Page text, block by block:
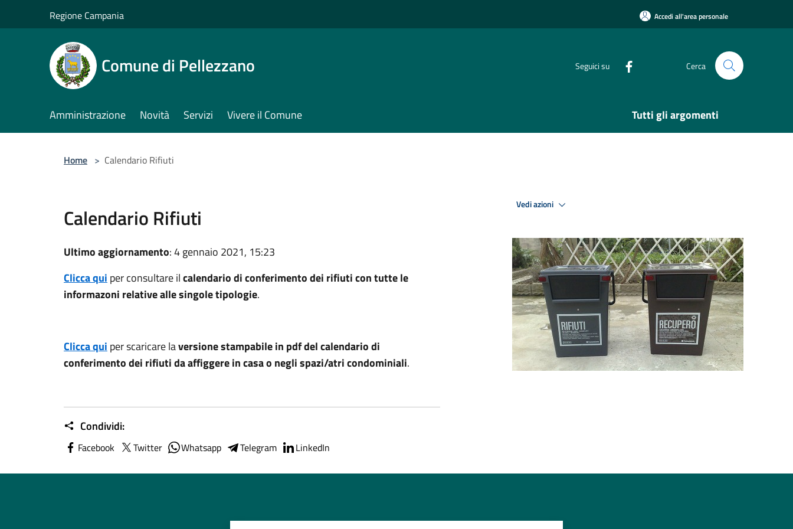
Regione Campania Accedi all'area personale
Comune di Pellezzano Seguici su Cerca
Amministrazione Novità Servizi Vivere il Comune Tutti gli argomenti
Home > Calendario Rifiuti
Calendario Rifiuti
Ultimo aggiornamento: 4 gennaio 2021, 15:23
Clicca qui per consultare ilcalendario di conferimento dei rifiuti con tutte le
informazoni relative alle singole tipologie.
Clicca qui per scaricare laversione stampabile in pdf del calendario di
conferimento dei rifiuti da affiggere in casa o negli spazi/atri condominiali.
Condividi:
Facebook Twitter Whatsapp Telegram LinkedIn
Vedi azioni